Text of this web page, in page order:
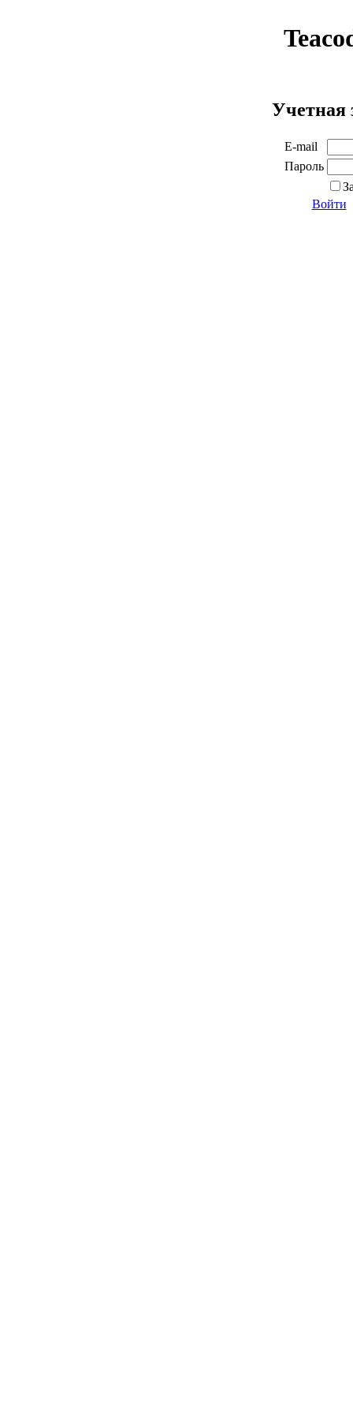
Учетная
E-mail
Пароль
Войти